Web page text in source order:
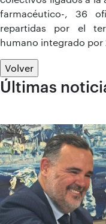
farmacéutico-, 36
repartidas por el
humano integrado por
Volver
Últimas